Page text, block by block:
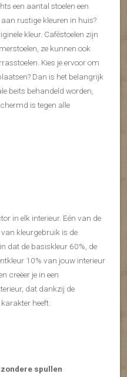
een aantal stoelen een
aan rustige kleuren in huis?
kleur. Caféstoelen zijn
ze kunnen ook
Kies je ervoor om
Dan is het belangrijk
beits behandeld worden,
is tegen alle
in elk interieur. Eén van de
kleurgebruik is de
dat de basiskleur 60%, de
10% van jouw interieur
creëer je in een
dat dankzij de
heeft.
spullen